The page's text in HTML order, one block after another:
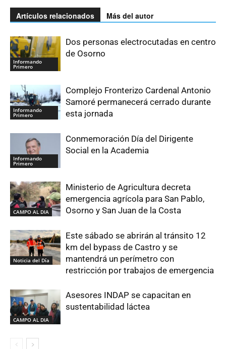
Artículos relacionados Más del autor
Informando
Primero
Dos personas electrocutadas en centro
de Osorno
Informando
Primero
Complejo Fronterizo Cardenal Antonio
Samoré permanecerá cerrado durante
esta jornada
Informando
Primero
Conmemoración Día del Dirigente
Social en la Academia
CAMPO AL DIA
Ministerio de Agricultura decreta
emergencia agrícola para San Pablo,
Osorno y San Juan de la Costa
Noticia del Día
Este sábado se abrirán al tránsito 12
km del bypass de Castro y se
mantendrá un perímetro con
restricción por trabajos de emergencia
CAMPO AL DIA
Asesores INDAP se capacitan en
sustentabilidad láctea